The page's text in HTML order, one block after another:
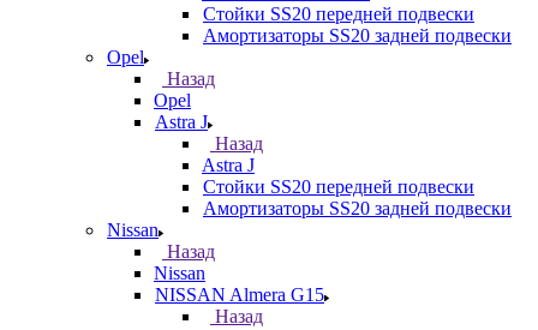
Стойки SS20 передней подвески
Амортизаторы SS20 задней подвески
Opel
Назад
Opel
Astra J
Назад
Astra J
Стойки SS20 передней подвески
Амортизаторы SS20 задней подвески
Nissan
Назад
Nissan
NISSAN Almera G15
Назад